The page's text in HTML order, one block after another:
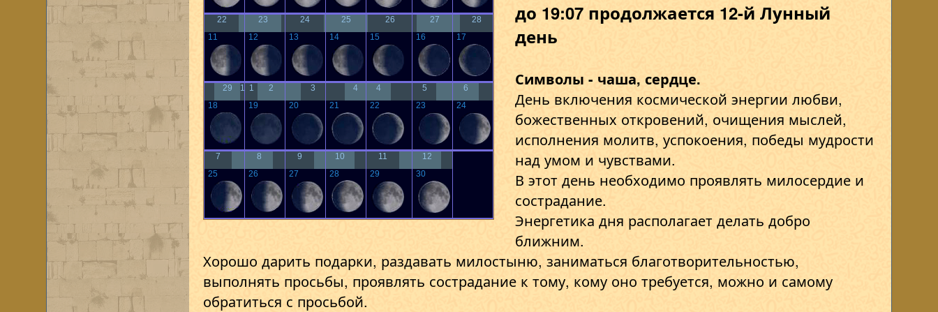
22
11
23
12
24
13
25
14
26
15
27
16
28
17
29
1
18
1
2
19
3
20
4
21
4
22
5
23
6
24
7
25
8
26
9
27
10
28
11
29
12
30
до 19:07 продолжается 12-й Лунный
день
Символы - чаша, сердце.
День включения космической энергии любви,
божественных откровений, очищения мыслей,
исполнения молитв, успокоения, победы мудрости
над умом и чувствами.
В этот день необходимо проявлять милосердие и
сострадание.
Энергетика дня располагает делать добро
ближним.
Хорошо дарить подарки, раздавать милостыню, заниматься благотворительностью,
выполнять просьбы, проявлять сострадание к тому, кому оно требуется, можно и самому
обратиться с просьбой.